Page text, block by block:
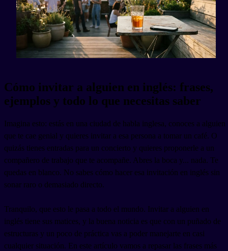
Cómo invitar a alguien en inglés: frases,
ejemplos y todo lo que necesitas saber
Imagina esto: estás en una ciudad de habla inglesa, conoces a alguien
que te cae genial y quieres invitar a esa persona a tomar un café. O
quizás tienes entradas para un concierto y quieres proponerle a un
compañero de trabajo que te acompañe. Abres la boca y... nada. Te
quedas en blanco. No sabes cómo hacer esa invitación en inglés sin
sonar raro o demasiado directo.
Tranquilo, que esto le pasa a todo el mundo. Invitar a alguien en
inglés tiene sus matices, y la buena noticia es que con un puñado de
estructuras y un poco de práctica vas a poder manejarte en casi
cualquier situación. En este artículo vamos a repasar las frases más